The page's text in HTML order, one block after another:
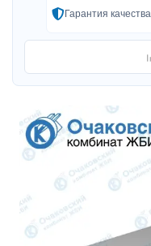
Гарантия качества